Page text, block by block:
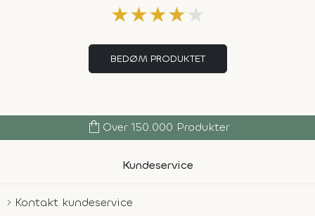
★★★★★
BEDØM PRODUKTET
shopping_bag Over 150.000 Produkter
Kundeservice
Kontakt kundeservice